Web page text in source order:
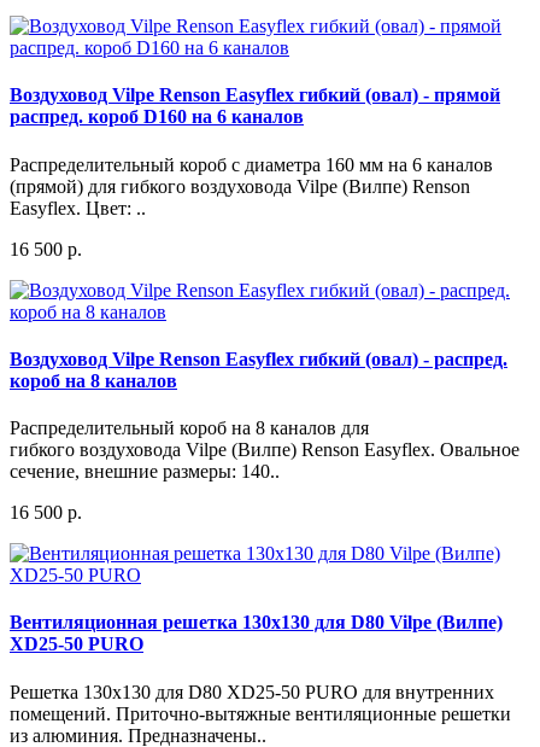
Воздуховод Vilpe Renson Easyflex гибкий (овал) - прямой
распред. короб D160 на 6 каналов
Распределительный короб с диаметра 160 мм на 6 каналов
(прямой) для гибкого воздуховода Vilpe (Вилпе) Renson
Easyflex. Цвет: ..
16 500 р.
Воздуховод Vilpe Renson Easyflex гибкий (овал) - распред.
короб на 8 каналов
Распределительный короб на 8 каналов для
гибкого воздуховода Vilpe (Вилпе) Renson Easyflex. Овальное
сечение, внешние размеры: 140..
16 500 р.
Вентиляционная решетка 130x130 для D80 Vilpe (Вилпе)
XD25-50 PURO
Решетка 130x130 для D80 XD25-50 PURO для внутренних
помещений. Приточно-вытяжные вентиляционные решетки
из алюминия. Предназначены..